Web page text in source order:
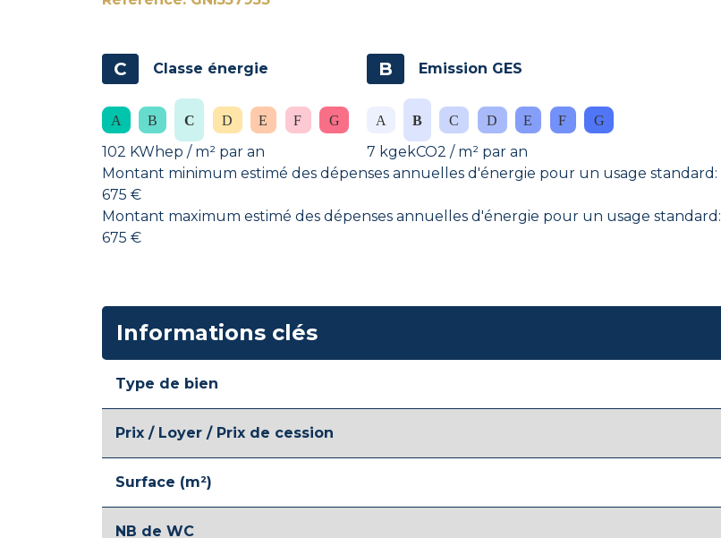
C Classe énergie
102 KWhep / m² par an
B Emission GES
7 kgekCO2 / m² par an
Montant minimum estimé des dépenses annuelles d'énergie pour un usage standard:
675 €
Montant maximum estimé des dépenses annuelles d'énergie pour un usage standard:
675 €
Informations clés
Type de bien
Prix / Loyer / Prix de cession
Surface (m²)
NB de WC